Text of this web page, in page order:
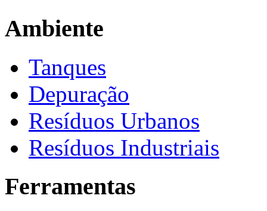
Ambiente
Tanques
Depuração
Resíduos Urbanos
Resíduos Industriais
Ferramentas